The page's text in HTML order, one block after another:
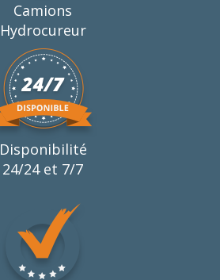
Camions
Hydrocureur
Disponibilité
24/24 et 7/7